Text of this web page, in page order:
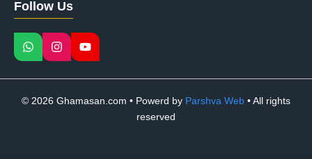
Follow Us
© 2026 Ghamasan.com • Powerd by Parshva Web • All rights
reserved